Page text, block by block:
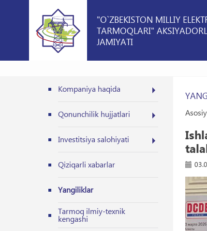
"O`ZBEKISTON MILLIY
TARMOQLARI"
JAMIYATI
Kompaniya haqida
Qonunchilik hujjatlari
Investitsiya salohiyati
Qiziqarli xabarlar
Yangiliklar
Tarmoq ilmiy-texnik
kengashi
Asosiy